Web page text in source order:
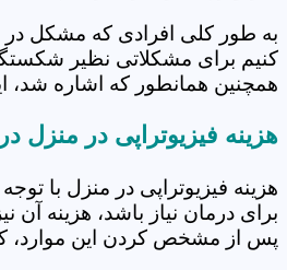
به طور کلی افرادی که مشکل در
کنیم برای مشکلاتی نظیر
همچنین همانطور که اشاره شد،
هزینه فیزیوتراپی در
هزینه فیزیوتراپی در منزل با
برای درمان نیاز باشد، هزینه
پس از مشخص کردن این موارد،